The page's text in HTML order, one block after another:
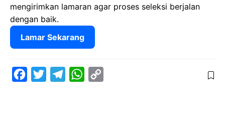
mengirimkan lamaran agar proses seleksi berjalan
dengan baik.
Lamar Sekarang
W